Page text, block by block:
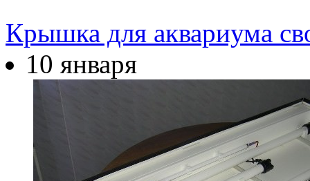
Крышка для аквариума
10 января